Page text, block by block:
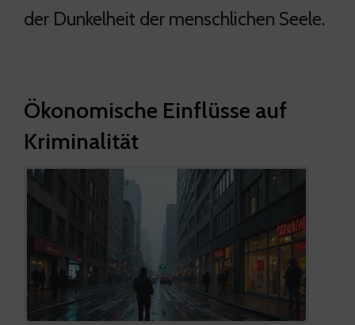
der Dunkelheit der menschlichen Seele.
Ökonomische Einflüsse auf
Kriminalität